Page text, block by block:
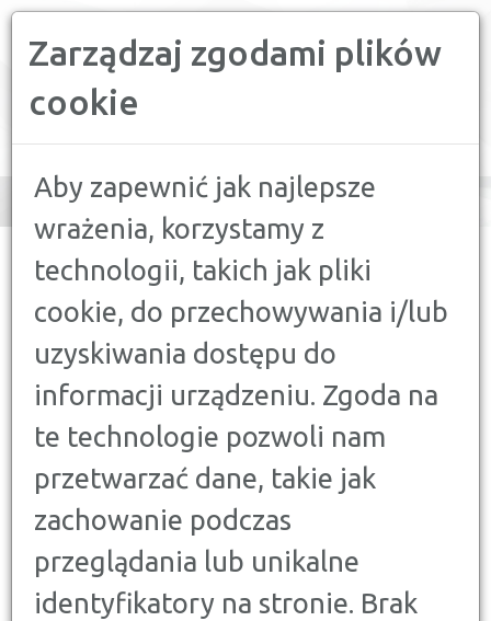
Zarządzaj zgodami plików
cookie
Aby zapewnić jak najlepsze
wrażenia, korzystamy z
technologii, takich jak pliki
cookie, do przechowywania i/lub
uzyskiwania dostępu do
informacji urządzeniu. Zgoda na
te technologie pozwoli nam
przetwarzać dane, takie jak
zachowanie podczas
przeglądania lub unikalne
identyfikatory na stronie. Brak
navigation
KREDYTÓW KONSOLIDACYJNYCH 2018
KREDYTY, POŻYCZKI
RANKING KREDYTÓW
KONSOLIDACYJNYCH 2018
19 STYCZNIA 2018
Kredyt konsolidacyjny to dobre rozwiązanie dla
osób, które posiadają kilka zobowiązań w różnych
instytucjach finansowych. Taki kredyt pozwala na
połączenie ich wszystkich w jedno, dużo bardziej
opłacalne, dzięki czemu wysokość miesięcznej
raty spada. Gdzie jednak szukać najlepszych